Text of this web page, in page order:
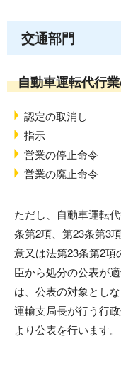
交通部門
自動車運転代行
認定の取消し
指示
営業の停止命令
営業の廃止命令
ただし、自動車運転
条第2項、第23条第3
意又は法第23条第2
臣から処分の公表が
は、公表の対象としな
運輸支局長が行う行
より公表を行います。